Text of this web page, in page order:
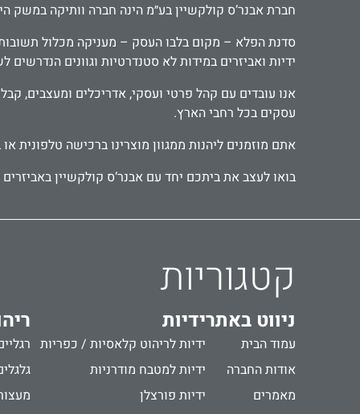
חברת אבנר‘ס קולקשיין בע״מ הינה חברה וותיקה במשק הישראלי ומובילה כבר 30 שנה בתחום יבוא ושיווק אביזרי אמבטיה,
סדנת הפלא – מקום בלבו העסק – מעניקה מכלול תשובות
ידיות ואביזרים במידות לא סטנדרטיות וגוונים הנדרשים
עסקים בכל רחבי הארץ.
אתם מוזמנים ליהנות ממגוון מוצרינו ברכישה טלפונית
בואו לעצב את ביתכם יחד עם אבנר‘ס קולקשיין
קטגוריות
ניווט באתר
עמוד הבית
אודות החברה
מאמרים
ידיות
ידיות לריהוט קלאסיות / כפריות
ידיות למטבח מודרניות
ידיות פורצלן